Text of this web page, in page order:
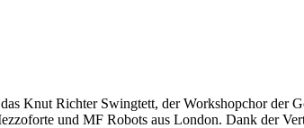
Knut Richter Swingtett, der Workshopchor der
und MF Robots aus London. Dank der